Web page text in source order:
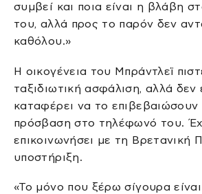
συμβεί και ποια είναι η βλάβη
του, αλλά προς το παρόν δεν
καθόλου.»
Η οικογένεια του Μπράντλεϊ
ταξιδιωτική ασφάλιση, αλλά δεν
καταφέρει να το επιβεβαιώσουν
πρόσβαση στο τηλέφωνό του.
επικοινωνήσει με τη Βρετανική
υποστήριξη.
«Το μόνο που ξέρω σίγουρα